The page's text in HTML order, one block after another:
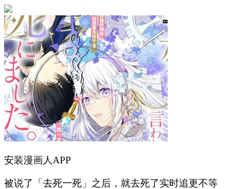
安装漫画人APP
被说了「去死一死」之后，就去死了实时追更不等